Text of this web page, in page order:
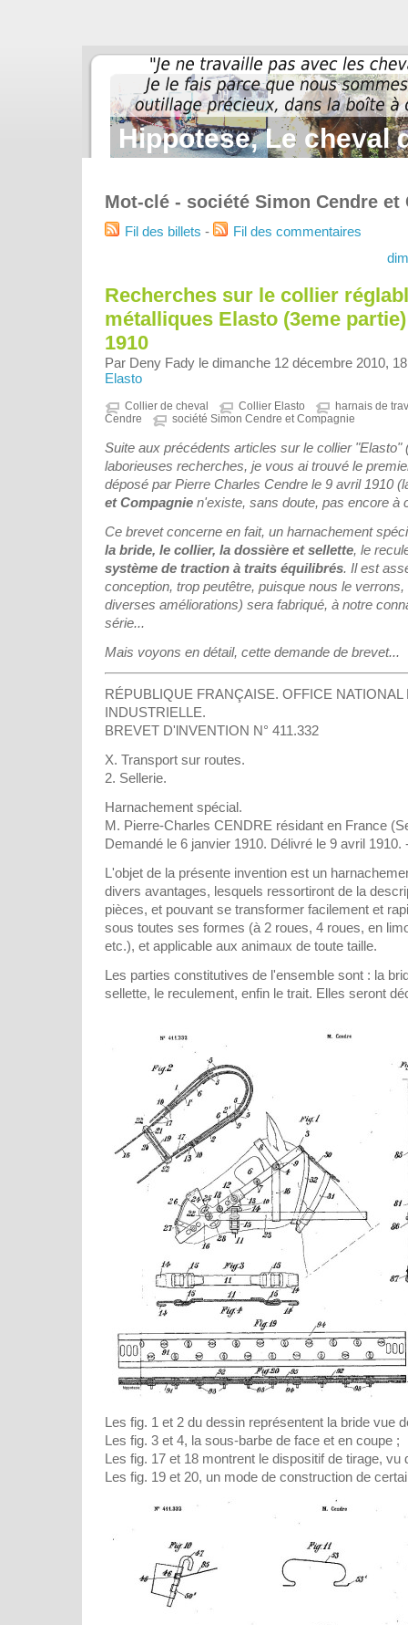
Hippotese, Le cheval
Mot-clé - société Simon Cendre et
Fil des billets -
Fil des commentaires
Recherches sur le collier
métalliques Elasto (3eme
1910
Par Deny Fady le dimanche 12 décembre 2010,
Elasto
Collier de cheval Collier Elasto
harnais de
Cendre
société Simon Cendre et Compagnie
Suite aux précédents articles sur le collier "Elasto"
laborieuses recherches, je vous ai trouvé le
déposé par Pierre Charles Cendre le 9 avril 1910
et Compagnie n'existe, sans doute, pas encore à
Ce brevet concerne en fait, un harnachement
la bride, le collier, la dossière et sellette, le
système de traction à traits équilibrés. Il est
conception, trop peutêtre, puisque nous le
diverses améliorations) sera fabriqué, à notre
série...
Mais voyons en détail, cette demande de brevet...
RÉPUBLIQUE FRANÇAISE. OFFICE NATIONAL
INDUSTRIELLE.
BREVET D'lNVENTION N° 411.332
X. Transport sur routes.
2. Sellerie.
Harnachement spécial.
M. Pierre-Charles CENDRE résidant en France
Demandé le 6 janvier 1910. Délivré le 9 avril 1910.
L'objet de la présente invention est un
divers avantages, lesquels ressortiront de la
pièces, et pouvant se transformer facilement et
sous toutes ses formes (à 2 roues, 4 roues, en
etc.), et applicable aux animaux de toute taille.
Les parties constitutives de l'ensemble sont : la
sellette, le reculement, enfin le trait. Elles seront
Les fig. 1 et 2 du dessin représentent la bride vue
Les fig. 3 et 4, la sous-barbe de face et en coupe ;
Les fig. 17 et 18 montrent le dispositif de tirage, vu
Les fig. 19 et 20, un mode de construction de